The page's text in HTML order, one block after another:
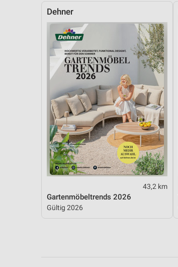
Dehner
43,2 km
Gartenmöbeltrends 2026
Gültig 2026